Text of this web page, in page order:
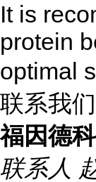
It is
protein
optimal
联系我们
福因德
联系人